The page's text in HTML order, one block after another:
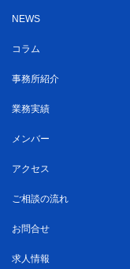
NEWS
コラム
事務所紹介
業務実績
メンバー
アクセス
ご相談の流れ
お問合せ
求人情報